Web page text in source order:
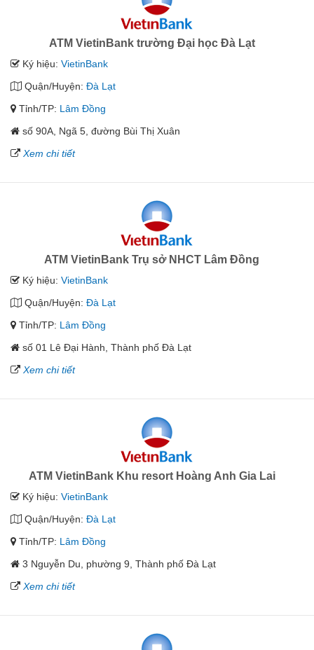
ATM VietinBank trường Đại học Đà Lạt
Ký hiệu: VietinBank
Quận/Huyện: Đà Lạt
Tỉnh/TP: Lâm Đồng
số 90A, Ngã 5, đường Bùi Thị Xuân
Xem chi tiết
ATM VietinBank Trụ sở NHCT Lâm Đồng
Ký hiệu: VietinBank
Quận/Huyện: Đà Lạt
Tỉnh/TP: Lâm Đồng
số 01 Lê Đại Hành, Thành phố Đà Lạt
Xem chi tiết
ATM VietinBank Khu resort Hoàng Anh Gia Lai
Ký hiệu: VietinBank
Quận/Huyện: Đà Lạt
Tỉnh/TP: Lâm Đồng
3 Nguyễn Du, phường 9, Thành phố Đà Lạt
Xem chi tiết